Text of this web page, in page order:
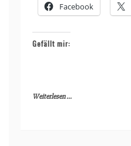
Facebook
Gefällt mir:
Weiterlesen ...